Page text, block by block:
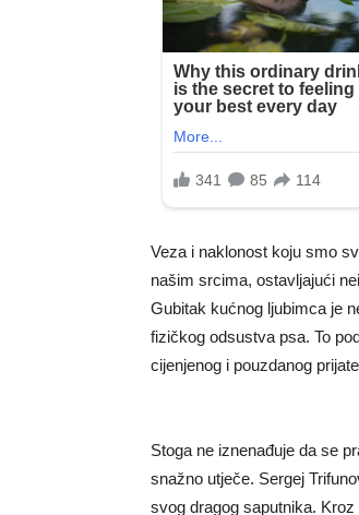
Veza i naklonost koju smo
našim srcima, ostavljajući
Gubitak kućnog ljubimca je
fizičkog odsustva psa. To
cijenjenog i pouzdanog
Stoga ne iznenađuje da se
snažno utječe. Sergej
svog dragog saputnika.